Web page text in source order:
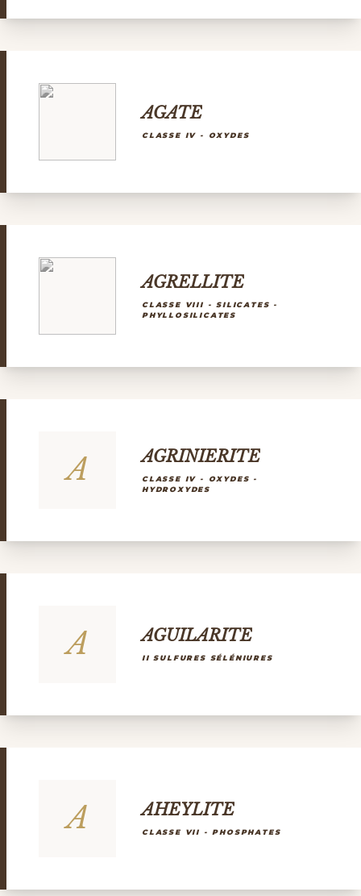
AGATE
CLASSE IV - OXYDES
AGRELLITE
CLASSE VIII - SILICATES -
PHYLLOSILICATES
A AGRINIERITE
CLASSE IV - OXYDES -
HYDROXYDES
A AGUILARITE
II SULFURES SÉLÉNIURES
A AHEYLITE
CLASSE VII - PHOSPHATES